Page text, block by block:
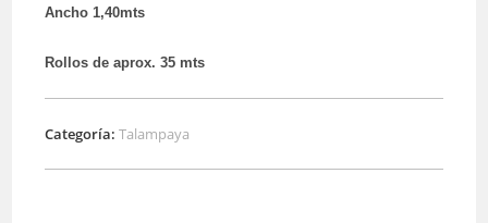
Ancho 1,40mts
Rollos de aprox. 35 mts
Categoría:Talampaya